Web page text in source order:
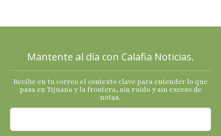
termómetro
s
económicos.
Mantente al día con Calafia Noticias.
Recibe en tu correo el contexto clave para entender lo que
pasa en Tijuana y la frontera, sin ruido y sin exceso de
notas.